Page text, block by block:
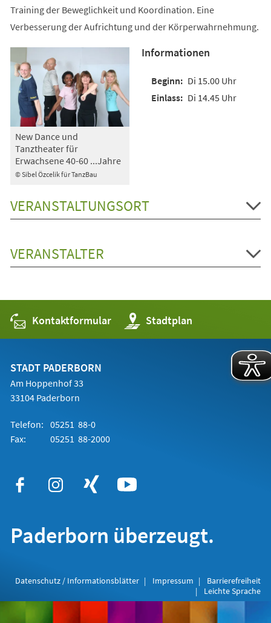
Training der Beweglichkeit und Koordination. Eine
Verbesserung der Aufrichtung und der Körperwahrnehmung.
© Sibel Özcelik für TanzBau
New Dance und
Tanztheater für
Erwachsene 40-60 ...Jahre
Informationen
Di 15.00 Uhr
Di 14.45 Uhr
VERANSTALTUNGSORT
VERANSTALTER
Kontaktformular Stadtplan
(Öffnet
in
einem
STADT PADERBORN
Am Hoppenhof 33
33104 Paderborn
Telefon: 05251 88-0
Fax:
05251 88-2000
Paderborn überzeugt.
Datenschutz / Informationsblätter Impressum
Barrierefreiheit
Leichte Sprache